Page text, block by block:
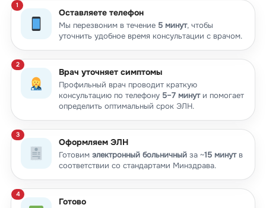
Оставляете телефон
Мы перезвоним в течение 5 минут, чтобы
уточнить удобное время консультации с врачом.
Врач уточняет симптомы
Профильный врач проводит краткую
консультацию по телефону 5–7 минути помогает
определить оптимальный срок ЭЛН.
Оформляем ЭЛН
Готовим электронный больничныйза ~15 минутв
соответствии со стандартами Минздрава.
Готово